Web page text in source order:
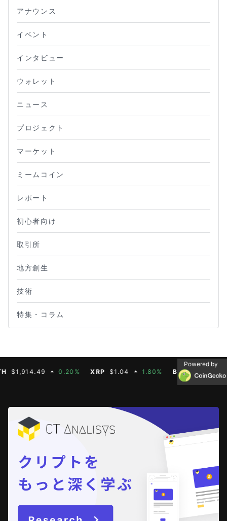
アナウンス
イベント
インタビュー
ウォレット
ニュース
プロジェクト
マーケット
ミームコイン
レポート
初心者向け
取引所
地方創生
技術
特集・コラム
0.20% XRP $1.04 1.80% BNB $603.21
Powered by